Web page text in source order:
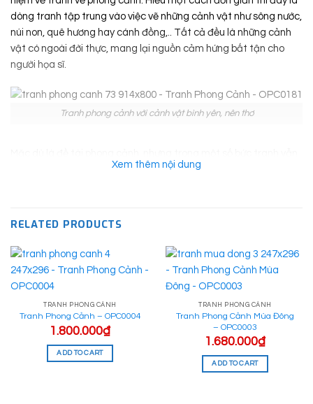
dòng tranh tập trung vào việc vẽ những cảnh vật như sông nước,
núi non, quê hương hay cánh đồng,.. Tất cả đều là những cảnh
vật có ngoài đời thực, mang lại nguồn cảm hứng bất tận cho
người họa sĩ.
Tranh phong cảnh với cảnh vật bình yên, nên thơ
có sự xuất hiện của con người. Tuy nhiên, sự có mặt này chỉ là
Xem thêm nội dung
RELATED PRODUCTS
TRANH PHONG CẢNH
Tranh Phong Cảnh – OPC0004
1.800.000₫
ADD TO CART
TRANH PHONG CẢNH
Tranh Phong Cảnh Mùa Đông
– OPC0003
1.680.000₫
ADD TO CART